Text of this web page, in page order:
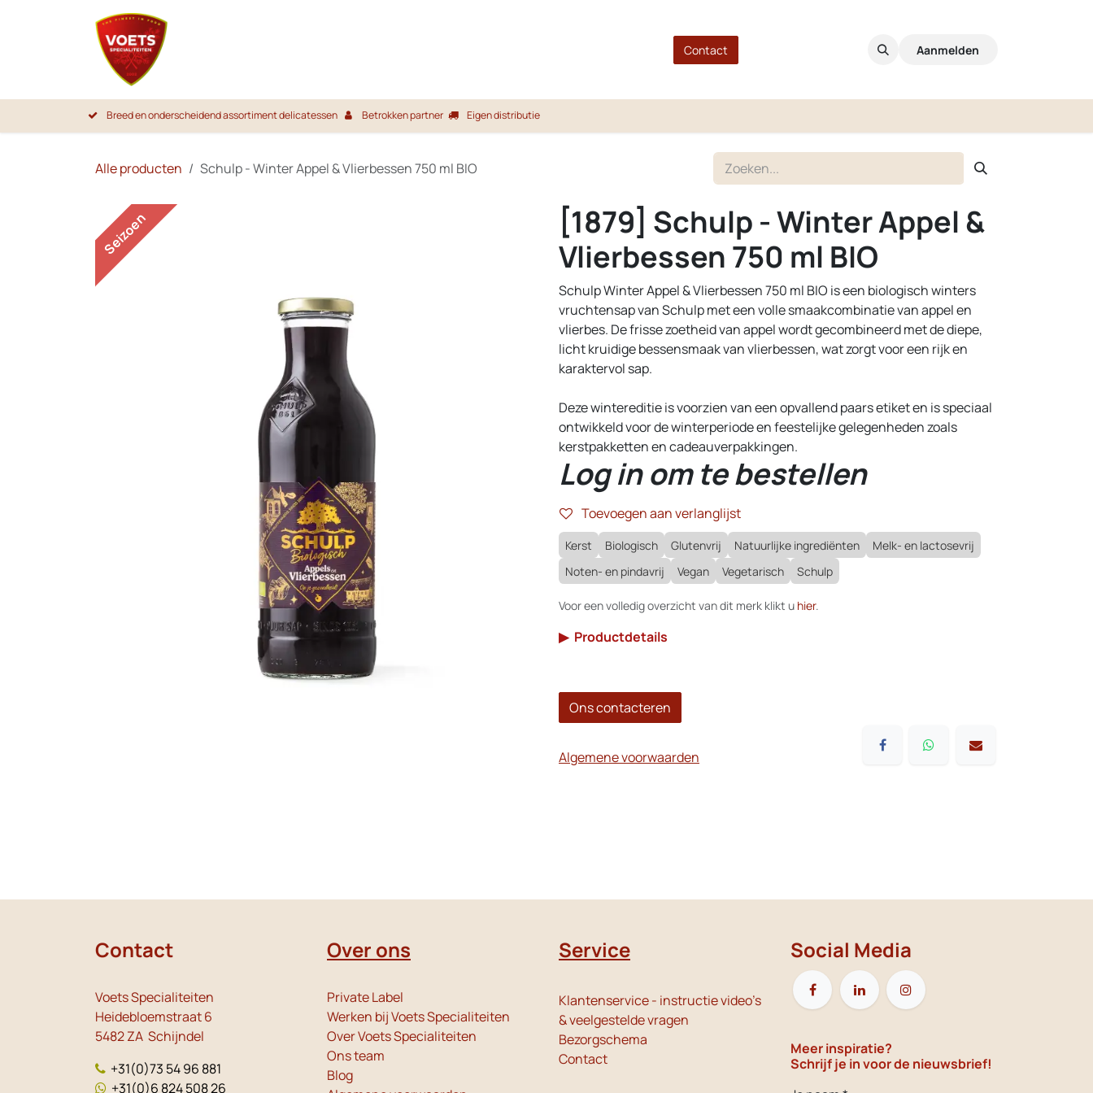
Overslaan naar inhoud
Contact Aanmelden
Breed en onderscheidend assortiment delicatessen Betrokken partner Eigen distributie
Alle producten Schulp - Winter Appel & Vlierbessen 750 ml BIO
Seizoen
[1879] Schulp - Winter Appel &
Vlierbessen 750 ml BIO
Schulp Winter Appel & Vlierbessen 750 ml BIO is een biologisch winters
vruchtensap van Schulp met een volle smaakcombinatie van appel en
vlierbes. De frisse zoetheid van appel wordt gecombineerd met de diepe,
licht kruidige bessensmaak van vlierbessen, wat zorgt voor een rijk en
karaktervol sap.
Deze wintereditie is voorzien van een opvallend paars etiket en is speciaal
ontwikkeld voor de winterperiode en feestelijke gelegenheden zoals
kerstpakketten en cadeauverpakkingen.
Log in om te bestellen
Toevoegen aan verlanglijst
Kerst Biologisch Glutenvrij Natuurlijke ingrediënten
Melk- en lactosevrij
Noten- en pindavrij
Vegan Vegetarisch Schulp
Voor een volledig overzicht van dit merk klikt u hier.
▶ Productdetails
Ons contacteren
Algemene voorwaarden
Contact
Voets Specialiteiten
Heidebloemstraat 6
5482 ZA Schijndel
+31(0)73 54 96 881
+31(0)6 824 508 26
Over ons
Private Label
Werken bij Voets Specialiteiten
Over Voets Specialiteiten
Ons team
Blog
Service
Klantenservice - instructie video's
& veelgestelde vragen
Bezorgschema
Contact
Social Media
Meer inspiratie?
Schrijf je in voor de nieuwsbrief!